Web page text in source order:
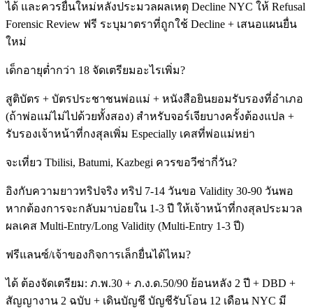
ได้ และควรยื่นใหม่หลังประมวลผลเหตุ Decline NYC ให้ Refusal
Forensic Review ฟรี ระบุมาตราที่ถูกใช้ Decline + เสนอแผนยื่น
ใหม่
เด็กอายุต่ำกว่า 18 จัดเตรียมอะไรเพิ่ม?
สูติบัตร + บัตรประชาชนพ่อแม่ + หนังสือยินยอมรับรองที่อำเภอ
(ถ้าพ่อแม่ไม่ไปด้วยทั้งสอง) สำหรับจอร์เจียบางครั้งต้องแปล +
รับรองเจ้าหน้าที่กงสุลเพิ่ม Especially เคสที่พ่อแม่หย่า
จะเที่ยว Tbilisi, Batumi, Kazbegi ควรขอวีซ่ากี่วัน?
อิงกับความยาวทริปจริง ทริป 7-14 วันขอ Validity 30-90 วันพอ
หากต้องการจะกลับมาบ่อยใน 1-3 ปี ให้เจ้าหน้าที่กงสุลประมวล
ผลเคส Multi-Entry/Long Validity (Multi-Entry 1-3 ปี)
ฟรีแลนซ์/เจ้าของกิจการเล็กยื่นได้ไหม?
ได้ ต้องจัดเตรียม: ภ.พ.30 + ภ.ง.ด.50/90 ย้อนหลัง 2 ปี + DBD +
สัญญางาน 2 ฉบับ + เดินบัญชี บัญชีรับโอน 12 เดือน NYC มี